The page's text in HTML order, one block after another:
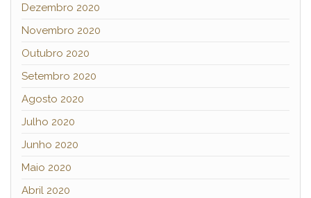
Dezembro 2020
Novembro 2020
Outubro 2020
Setembro 2020
Agosto 2020
Julho 2020
Junho 2020
Maio 2020
Abril 2020